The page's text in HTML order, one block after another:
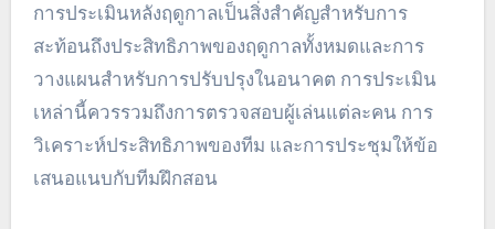
แนะแก่ผู้เล่นและประเมินความเป็นหนึ่งเดียวของทีม
โดยรวม
การดำเนินการประเมินเหล่านี้ช่วยให้สามารถปรับ
เปลี่ยนโปรแกรมการฝึกซ้อมและกลยุทธ์เกมได้อย่าง
ทันท่วงที ตั้งเป้าหมายที่จะจัดการตรวจสอบเหล่านี้หลัง